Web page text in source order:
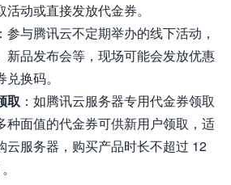
动或直接发放代金券。
：参与腾讯云不定期举办的线下活动，
新品发布会等，现场可能会发放优惠
换码。
取 ：如腾讯云服务器专用代金券领取
种面值的代金券可供新用户领取，适
云服务器，购买产品时长不超过 12